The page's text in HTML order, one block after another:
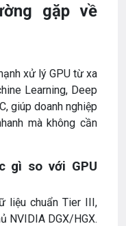
gặp về
xử lý GPU từ xa
Learning, Deep
giúp doanh nghiệp
mà không cần
gì so với GPU
liệu chuẩn Tier III,
NVIDIA DGX/HGX.